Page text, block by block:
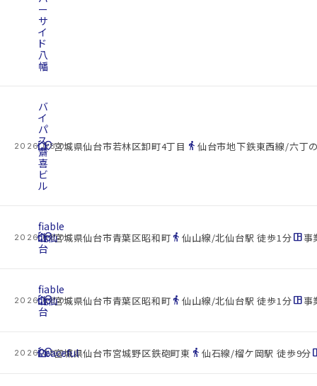
ー
サ
イ
ド
八
幡
2026.08.09
cottage
バ
イ
パ
ス
齋
喜
ビ
ル
location_on宮城県仙台市若林区卸町4丁目 directions_walk 仙台市地下鉄東西線/六丁
2026.08.09
cottage
fiable
北仙
台
location_on宮城県仙台市青葉区昭和町 directions_walk仙山線/北仙台駅 徒歩1分space_dashboard事
2026.08.09
cottage
fiable
北仙
台
location_on宮城県仙台市青葉区昭和町 directions_walk仙山線/北仙台駅 徒歩1分space_dashboard事
2026.08.09
cottage
Peaceful
location_on宮城県仙台市宮城野区鉄砲町東 directions_walk 仙石線/榴ケ岡駅 徒歩9分